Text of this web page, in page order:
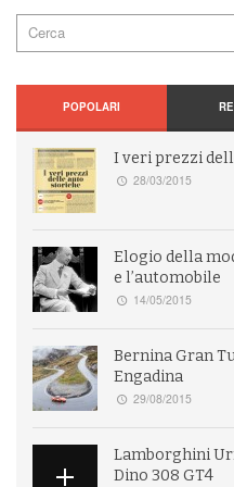
POPOLARI
I veri prezzi
28/03/2015
Elogio della
e l’automobile
14/05/2015
Bernina Gran
Engadina
29/08/2015
Lamborghini
Dino 308 GT4